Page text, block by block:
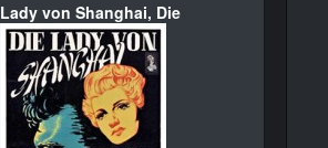
Lady von Shanghai, Die